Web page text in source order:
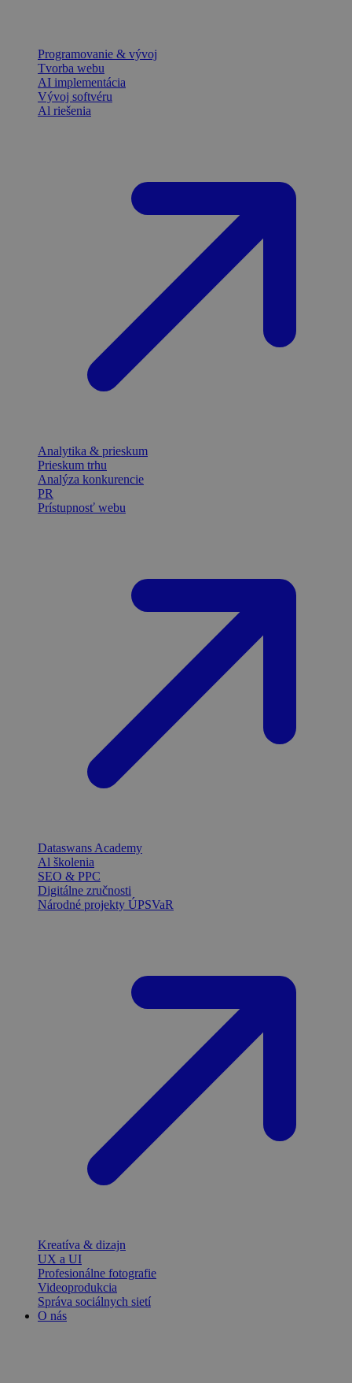
Programovanie & vývoj
Tvorba webu
AI implementácia
Vývoj softvéru
Al riešenia
Analytika & prieskum
Prieskum trhu
Analýza konkurencie
PR
Prístupnosť webu
Dataswans Academy
Al školenia
SEO & PPC
Digitálne zručnosti
Národné projekty ÚPSVaR
Kreatíva & dizajn
UX a UI
Profesionálne fotografie
Videoprodukcia
Správa sociálnych sietí
O nás